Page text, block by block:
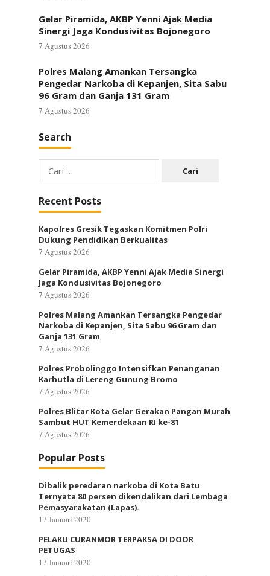
Gelar Piramida, AKBP Yenni Ajak Media
Sinergi Jaga Kondusivitas Bojonegoro
7 Agustus 2026
Polres Malang Amankan Tersangka
Pengedar Narkoba di Kepanjen, Sita Sabu
96 Gram dan Ganja 131 Gram
7 Agustus 2026
Search
Cari
untuk:
Recent Posts
Kapolres Gresik Tegaskan Komitmen Polri
Dukung Pendidikan Berkualitas
7 Agustus 2026
Gelar Piramida, AKBP Yenni Ajak Media Sinergi
Jaga Kondusivitas Bojonegoro
7 Agustus 2026
Polres Malang Amankan Tersangka Pengedar
Narkoba di Kepanjen, Sita Sabu 96 Gram dan
Ganja 131 Gram
7 Agustus 2026
Polres Probolinggo Intensifkan Penanganan
Karhutla di Lereng Gunung Bromo
7 Agustus 2026
Polres Blitar Kota Gelar Gerakan Pangan Murah
Sambut HUT Kemerdekaan RI ke-81
7 Agustus 2026
Popular Posts
Dibalik peredaran narkoba di Kota Batu
Ternyata 80 persen dikendalikan dari Lembaga
Pemasyarakatan (Lapas).
17 Januari 2020
PELAKU CURANMOR TERPAKSA DI DOOR
PETUGAS
17 Januari 2020